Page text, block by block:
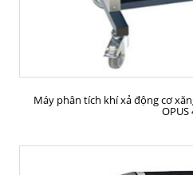
Máy phân tích khí xả động cơ
OPUS